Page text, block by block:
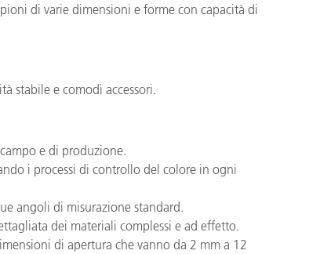
di varie dimensioni e forme con capacità di
stabile e comodi accessori.
e di produzione.
i processi di controllo del colore in ogni
angoli di misurazione standard.
dei materiali complessi e ad effetto.
di apertura che vanno da 2 mm a 12